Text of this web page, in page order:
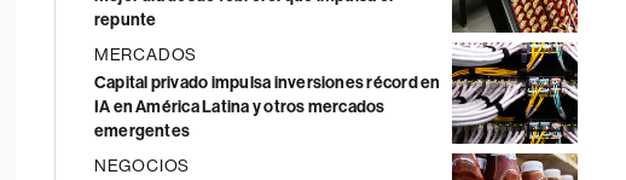
repunte
MERCADOS
Capital privado impulsa inversiones récord en
IA en América Latina y otros mercados
emergentes
NEGOCIOS